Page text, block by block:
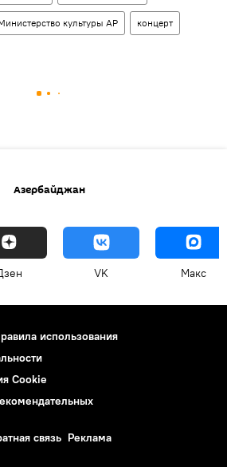
культуры АР концерт
Азербайджан
VK Макс
использования
Cookie
связь Реклама